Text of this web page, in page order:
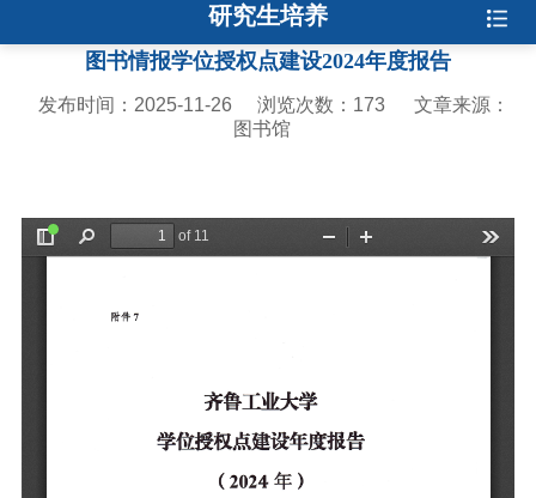
研究生培养
图书情报学位授权点建设2024年度报告
发布时间：2025-11-26 浏览次数： 173
文章来源：
图书馆